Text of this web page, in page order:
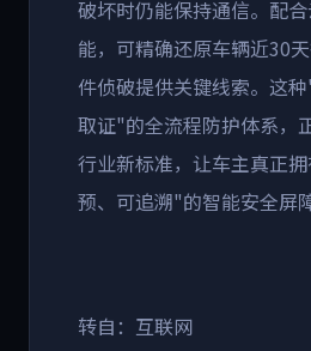
破坏时仍能保持通信。配
能，可精确还原车辆近30
件侦破提供关键线索。这种
取证"的全流程防护体系，
行业新标准，让车主真正
预、可追溯"的智能安全屏
转自：互联网